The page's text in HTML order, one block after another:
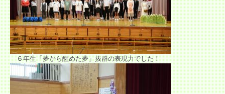
６年生「夢から醒めた夢」抜群の表現力でした！